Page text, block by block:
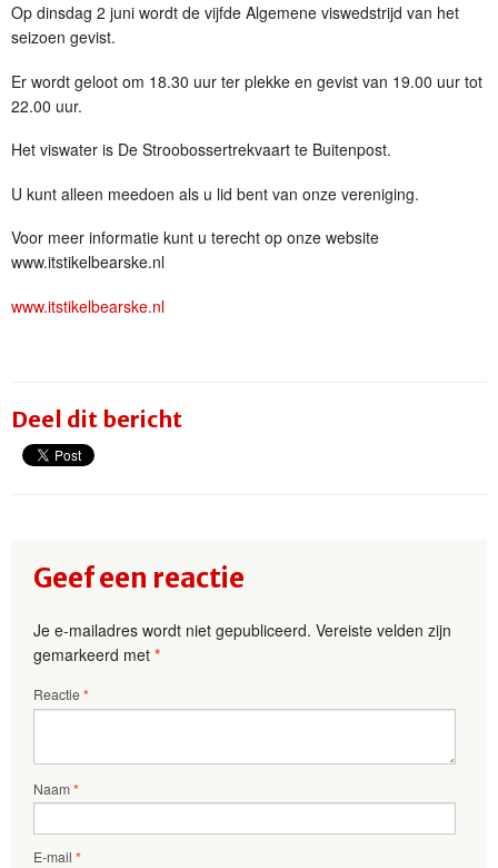
Op dinsdag 2 juni wordt de vijfde Algemene viswedstrijd van het
seizoen gevist.
Er wordt geloot om 18.30 uur ter plekke en gevist van 19.00 uur tot
22.00 uur.
Het viswater is De Stroobossertrekvaart te Buitenpost.
U kunt alleen meedoen als u lid bent van onze vereniging.
Voor meer informatie kunt u terecht op onze website
www.itstikelbearske.nl
www.itstikelbearske.nl
Deel dit bericht
Geef een reactie
Je e-mailadres wordt niet gepubliceerd. Vereiste velden zijn
gemarkeerd met *
Reactie*
Naam*
E-mail *